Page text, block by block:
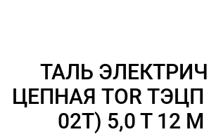
ТАЛЬ
ЦЕПНАЯ TOR ТЭЦП
02T) 5,0 Т 12